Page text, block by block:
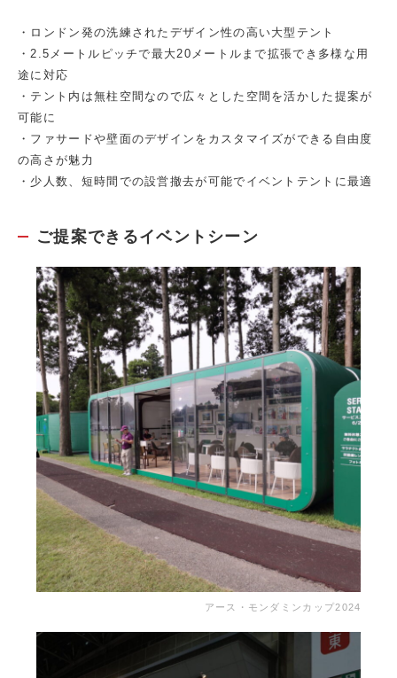
・ロンドン発の洗練されたデザイン性の高い大型テント
・2.5メートルピッチで最大20メートルまで拡張でき多様な用
途に対応
・テント内は無柱空間なので広々とした空間を活かした提案が
可能に
・ファサードや壁面のデザインをカスタマイズができる自由度
の高さが魅力
・少人数、短時間での設営撤去が可能でイベントテントに最適
ご提案できるイベントシーン
アース・モンダミンカップ2024